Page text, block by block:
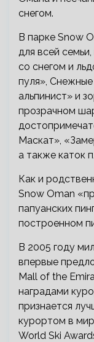
снегом.
В парке Snow
для всей
со снегом и
пуля»,
альпинист» и
прозрачном
Маскат»,
а также каток
Как и
Snow Oman
папуанских
построенном
В 2005 году
впервые
Mall of the
наградами
признается
курортом в
World Ski